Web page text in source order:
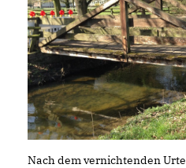
Nach dem vernichtenden